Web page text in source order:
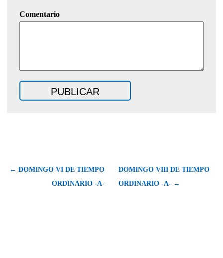
Comentario
← DOMINGO VI DE TIEMPO
ORDINARIO -A-
DOMINGO VIII DE TIEMPO
ORDINARIO -A- →